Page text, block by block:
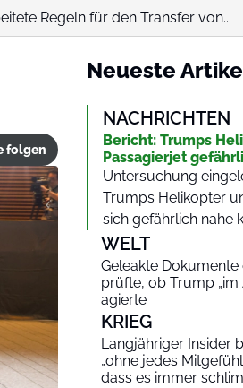
Regeln für den Transfer von...
folgen
Neueste
NACHRICHTEN
Bericht: Trumps
Passagierjet
Untersuchung
Trumps Helikopter
sich gefährlich nahe
WELT
Geleakte Dokumente
prüfte, ob Trump „im
agierte
KRIEG
Langjähriger Insider
„ohne jedes
dass es immer